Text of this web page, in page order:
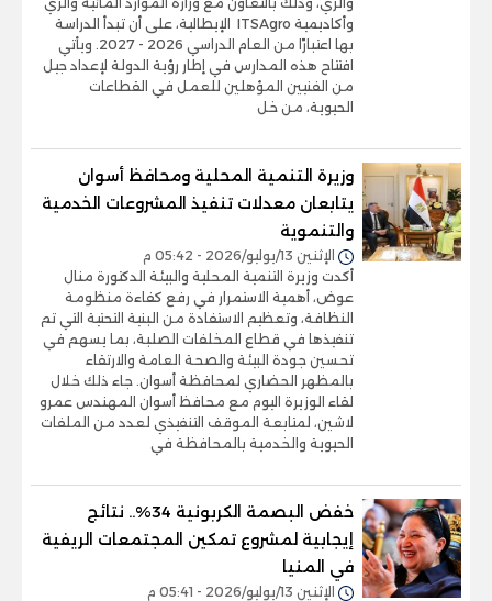
وأكاديمية ITSAgro الإيطالية، على أن تبدأ الدراسة
بها اعتبارًا من العام الدراسي 2026 - 2027. ويأتي
افتتاح هذه المدارس في إطار رؤية الدولة لإعداد جيل
من الفنيين المؤهلين للعمل في القطاعات
الحيوية، من خل
وزيرة التنمية المحلية ومحافظ أسوان
يتابعان معدلات تنفيذ المشروعات الخدمية
والتنموية
الإثنين 13/يوليو/2026 - 05:42 م
أكدت وزيرة التنمية المحلية والبيئة الدكتورة منال
عوض، أهمية الاستمرار في رفع كفاءة منظومة
النظافة، وتعظيم الاستفادة من البنية التحتية التي تم
تنفيذها في قطاع المخلفات الصلبة، بما يسهم في
تحسين جودة البيئة والصحة العامة والارتقاء
بالمظهر الحضاري لمحافظة أسوان. جاء ذلك خلال
لقاء الوزيرة اليوم مع محافظ أسوان المهندس عمرو
لاشين، لمتابعة الموقف التنفيذي لعدد من الملفات
الحيوية والخدمية بالمحافظة في
خفض البصمة الكربونية 34%.. نتائج
إيجابية لمشروع تمكين المجتمعات الريفية
في المنيا
الإثنين 13/يوليو/2026 - 05:41 م